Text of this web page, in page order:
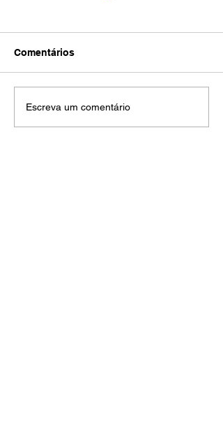
Fenaban adia
apresentação de
Comentários
Escreva um comentário